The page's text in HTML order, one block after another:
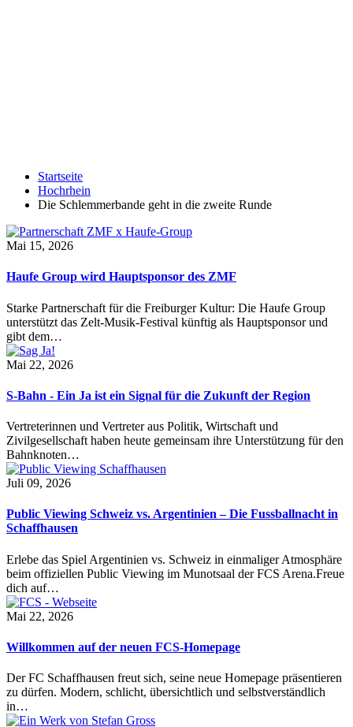
Startseite
Hochrhein
Die Schlemmerbande geht in die zweite Runde
Mai 15, 2026
Haufe Group wird Hauptsponsor des ZMF
Starke Partnerschaft für die Freiburger Kultur: Die Haufe Group
unterstützt das Zelt-Musik-Festival künftig als Hauptsponsor und
gibt dem…
Mai 22, 2026
S-Bahn - Ein Ja ist ein Signal für die Zukunft der Region
Vertreterinnen und Vertreter aus Politik, Wirtschaft und
Zivilgesellschaft haben heute gemeinsam ihre Unterstützung für den
Bahnknoten…
Juli 09, 2026
Public Viewing Schweiz vs. Argentinien – Die Fussballnacht in
Schaffhausen
Erlebe das Spiel Argentinien vs. Schweiz in einmaliger Atmosphäre
beim offiziellen Public Viewing im Munotsaal der FCS Arena.Freue
dich auf…
Mai 22, 2026
Willkommen auf der neuen FCS-Homepage
Der FC Schaffhausen freut sich, seine neue Homepage präsentieren
zu dürfen. Modern, schlicht, übersichtlich und selbstverständlich
in…